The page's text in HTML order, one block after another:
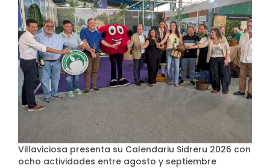
Villaviciosa presenta su Calendariu Sidreru 2026 con
ocho actividades entre agosto y septiembre